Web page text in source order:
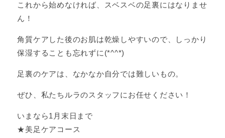
これから始めなければ、スベスベの足裏にはなりませ
ん！
角質ケアした後のお肌は乾燥しやすいので、しっかり
保湿することも忘れずに(*^^*)
足裏のケアは、なかなか自分では難しいもの。
ぜひ、私たちルラのスタッフにお任せください！
いまなら1月末日まで
★美足ケアコース